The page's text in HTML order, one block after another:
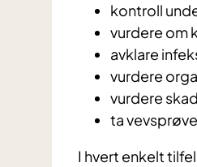
kontroll
vurdere om
avklare
vurdere
vurdere
ta
I hvert enkelt